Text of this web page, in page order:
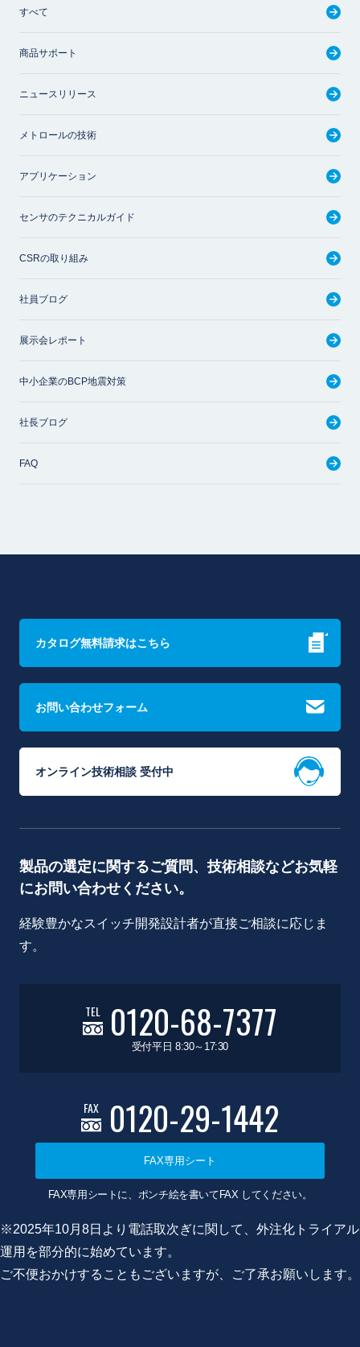
すべて
商品サポート
ニュースリリース
メトロールの技術
アプリケーション
センサのテクニカルガイド
CSRの取り組み
社員ブログ
展示会レポート
中小企業のBCP地震対策
社長ブログ
FAQ
カタログ無料請求はこちら
お問い合わせフォーム
オンライン技術相談 受付中
製品の選定に関するご質問、技術相談などお気軽
にお問い合わせください。
経験豊かなスイッチ開発設計者が直接ご相談に応じま
す。
TEL 0120-68-7377
受付平日 8:30～17:30
FAX 0120-29-1442
FAX専用シート
FAX専用シートに、ポンチ絵を書いてFAX してください。
※2025年10月8日より電話取次ぎに関して、外注化トライアル
運用を部分的に始めています。
ご不便おかけすることもございますが、ご了承お願いします。